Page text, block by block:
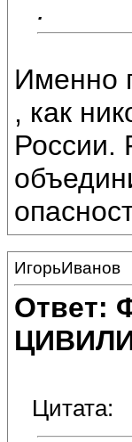
.
Именно
, как
России.
ИгорьИванов
Ответ:
Цитата: